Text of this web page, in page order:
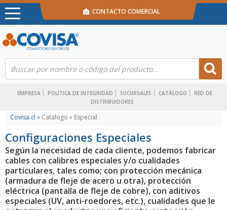
EMPRESA POLÍTICA DE INTEGRIDAD SUCURSALES CATÁLOGO
RED DE
DISTRIBUIDORES
CONTACTO COMERCIAL
Covisa.cl » Catalogo » Especial
Configuraciones Especiales
Según la necesidad de cada cliente, podemos fabricar
cables con calibres especiales y/o cualidades
particulares, tales como; con protección mecánica
(armadura de fleje de acero u otra), protección
eléctrica (pantalla de fleje de cobre), con aditivos
especiales (UV, anti-roedores, etc.), cualidades que le